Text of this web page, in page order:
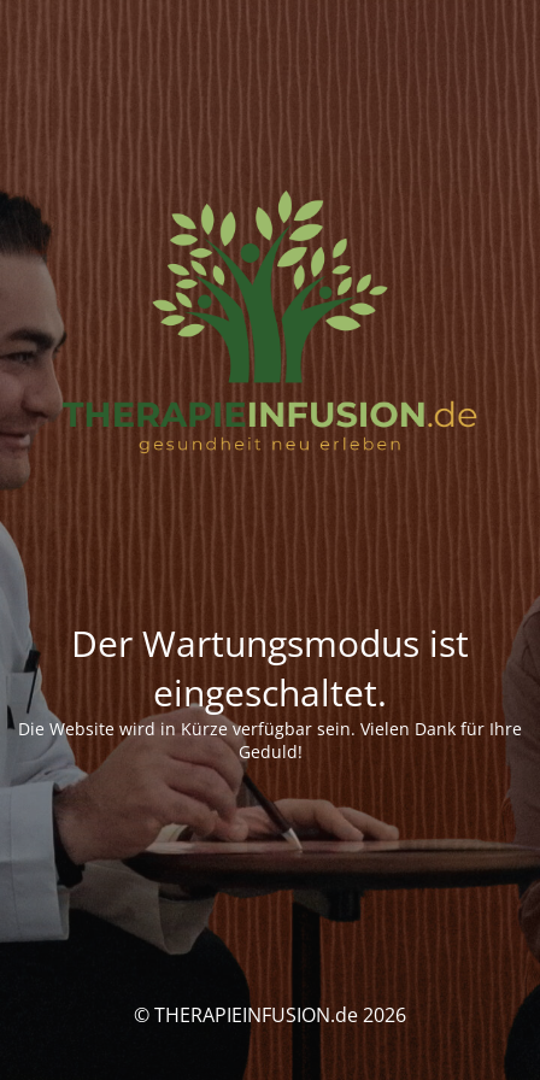
Der Wartungsmodus ist
eingeschaltet.
Die Website wird in Kürze verfügbar sein. Vielen Dank für Ihre
Geduld!
© THERAPIEINFUSION.de 2026